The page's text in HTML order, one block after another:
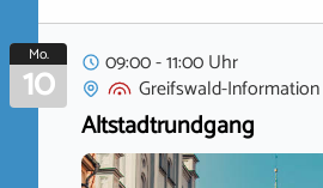
Mo.
10
09:00 - 11:00 Uhr
Greifswald-Information
Altstadtrundgang